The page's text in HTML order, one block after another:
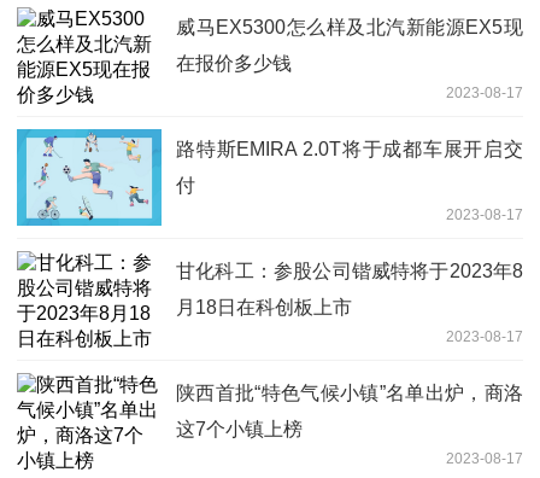
威马EX5300怎么样及北汽新能源EX5现
在报价多少钱
2023-08-17
路特斯EMIRA 2.0T将于成都车展开启交
付
2023-08-17
甘化科工：参股公司锴威特将于2023年8
月18日在科创板上市
2023-08-17
陕西首批“特色气候小镇”名单出炉，商洛
这7个小镇上榜
2023-08-17